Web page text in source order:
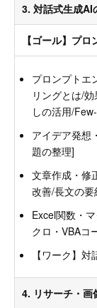
3. 対話式生成AI
【ゴール】プ
プロンプトエ
リングとは/
しの活用/
アイデア発想
題の整理]
文章作成・修
改善/長文の
Excel関数・
クロ・VBAコ
【ワーク】
4. リサーチ・画